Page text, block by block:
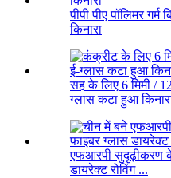
पीपी पीए पॉलिमर
किनारा
सह के लिए 6 मिमी /
ग्लास कटा हुआ
एफआरपी सुदृढ़ीकरण
डायरेक्ट रोविंग ...